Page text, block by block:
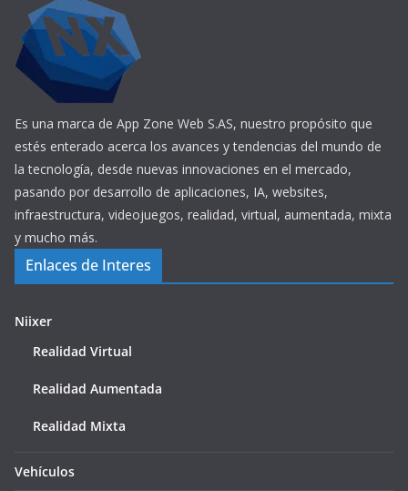
Es una marca de App Zone Web S.AS, nuestro propósito que
estés enterado acerca los avances y tendencias del mundo de
la tecnología, desde nuevas innovaciones en el mercado,
pasando por desarrollo de aplicaciones, IA, websites,
infraestructura, videojuegos, realidad, virtual, aumentada, mixta
y mucho más.
Enlaces de Interes
Niixer
Realidad Virtual
Realidad Aumentada
Realidad Mixta
Vehículos